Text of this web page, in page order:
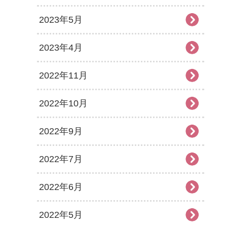
2023年5月
2023年4月
2022年11月
2022年10月
2022年9月
2022年7月
2022年6月
2022年5月